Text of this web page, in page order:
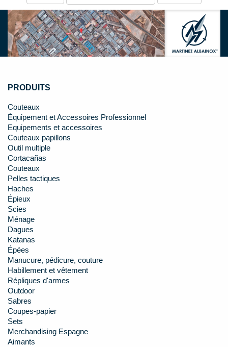
PRODUITS
Couteaux
Équipement et Accessoires Professionnel
Equipements et accessoires
Couteaux papillons
Outil multiple
Cortacañas
Couteaux
Pelles tactiques
Haches
Épieux
Scies
Ménage
Dagues
Katanas
Épées
Manucure, pédicure, couture
Habillement et vêtement
Répliques d'armes
Outdoor
Sabres
Coupes-papier
Sets
Merchandising Espagne
Aimants